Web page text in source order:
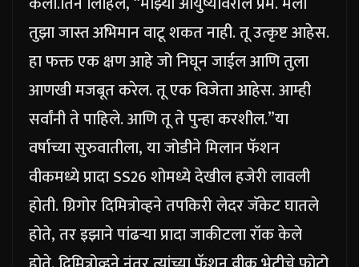
तुझा जास्त अभिमान वाटू शकत नाही. तू उत्कृष्ट आहेस.
हा फक्त एक क्षण आहे जो निघून जाईल आणि तुला
आणखी मजबूत करेल. तू एक विजेता आहेस. आम्ही
सर्वांनी ते पाहिले. आणि तू ते पुन्हा करशील.”या
वर्षाच्या सुरुवातीला, या जोडीने मिलान फॅशन
वीकमध्ये प्रादा SS26 शोमध्ये देखील हजेरी लावली
होती. ग्रिगोर दिमित्रोव्हने तपकिरी लेदर जॅकेट घातले
होते, तर इझाने पांढऱ्या प्रादा जाकीटला रॉक केले